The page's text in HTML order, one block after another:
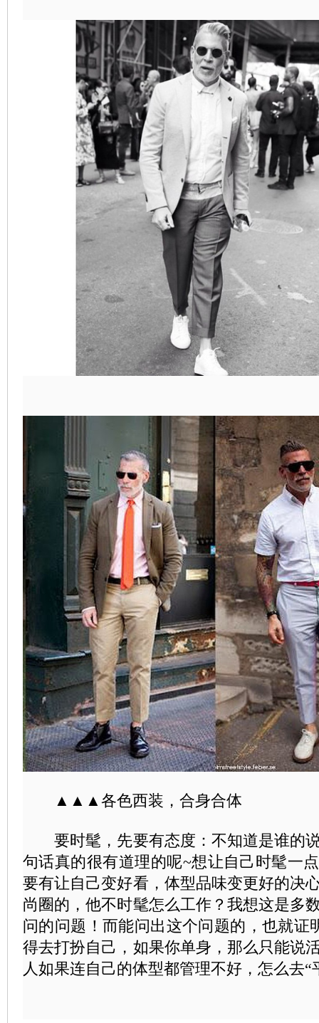
▲▲▲各色西装，合身合体
要时髦，先要有态度： 不知道是谁的
句话真的很有道理的呢~想让自己时髦一
要有让自己变好看，体型品味变更好的决
尚圈的，他不时髦怎么工作？我想这是多
问的问题！而能问出这个问题的，也就证
得去打扮自己，如果你单身，那么只能说
人如果连自己的体型都管理不好，怎么去“